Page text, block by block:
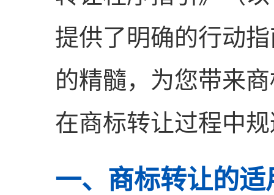
提供了明确的行动
的精髓，为您带来
在商标转让过程中
一、商标转让的